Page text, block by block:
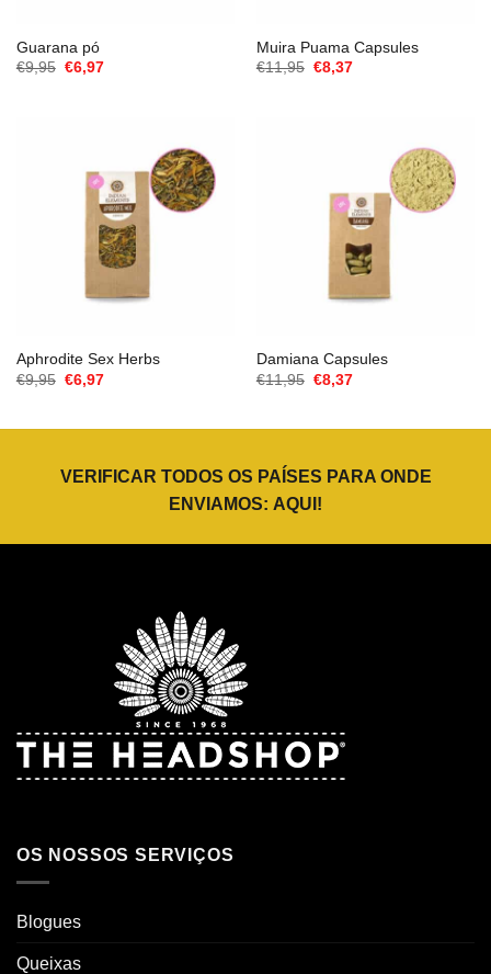
Guarana pó
€9,95 O
€6,97O
Muira Puama Capsules
€11,95 O
€8,37O
Aphrodite Sex Herbs
€9,95 O
preço
€6,97O
Damiana Capsules
€11,95 O
preço
€8,37O
VERIFICAR TODOS OS PAÍSES PARA ONDE
ENVIAMOS: AQUI !
OS NOSSOS SERVIÇOS
Blogues
Queixas